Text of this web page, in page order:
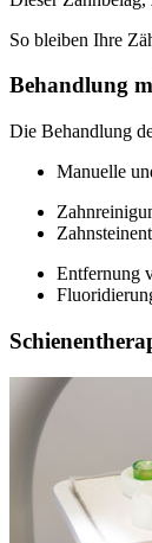
So bleiben Ihre
Behandlung
Die Behandlung
Manuelle
Entfernung